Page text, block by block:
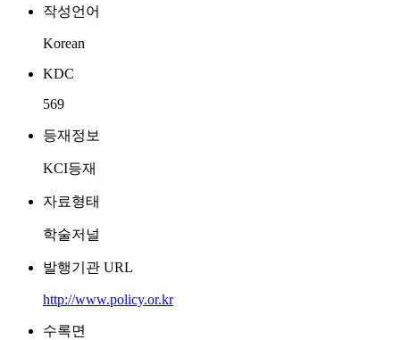
작성언어
Korean
KDC
569
등재정보
KCI등재
자료형태
학술저널
발행기관 URL
http://www.policy.or.kr
수록면